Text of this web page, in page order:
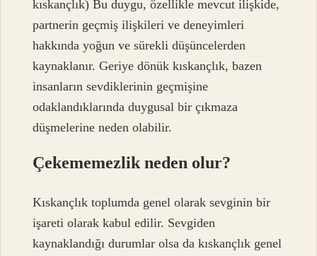
kıskançlık) Bu duygu, özellikle mevcut ilişkide,
partnerin geçmiş ilişkileri ve deneyimleri
hakkında yoğun ve sürekli düşüncelerden
kaynaklanır. Geriye dönük kıskançlık, bazen
insanların sevdiklerinin geçmişine
odaklandıklarında duygusal bir çıkmaza
düşmelerine neden olabilir.
Çekememezlik neden olur?
Kıskançlık toplumda genel olarak sevginin bir
işareti olarak kabul edilir. Sevgiden
kaynaklandığı durumlar olsa da kıskançlık genel